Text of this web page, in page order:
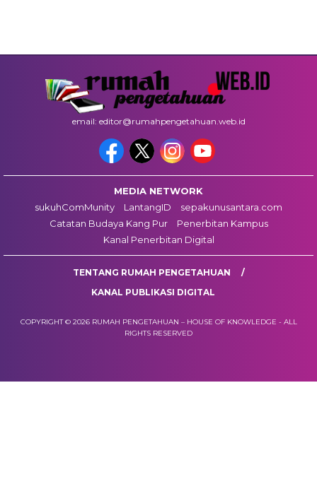
email: editor@rumahpengetahuan.web.id
MEDIA NETWORK
sukuhComMunity
LantangID
sepakunusantara.com
Catatan Budaya Kang Pur
Penerbitan Kampus
Kanal Penerbitan Digital
TENTANG RUMAH PENGETAHUAN
KANAL PUBLIKASI DIGITAL
COPYRIGHT © 2026 RUMAH PENGETAHUAN – HOUSE OF KNOWLEDGE - ALL
RIGHTS RESERVED